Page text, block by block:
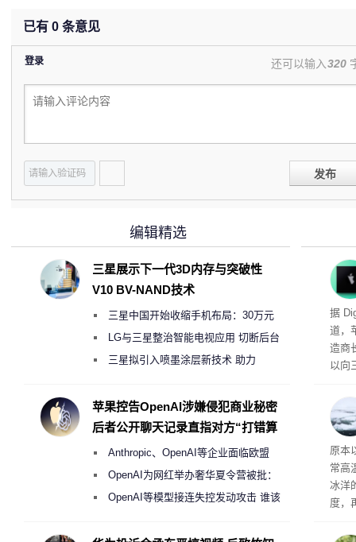
已有 0 条意见
登录 还可以输入320
发布
头
据
道，
造商
以向
目
大的
度
原本
常高
冰洋
度，
编辑精选
三星展示下一代3D内存与突破性
V10 BV-NAND技术
三星中国开始收缩手机布局：30万元
月销售额不达标门店 将被逐步清退
LG与三星整治智能电视应用 切断后台
偷偷共享带宽的违规行为
三星拟引入喷墨涂层新技术 助力
度
苹果控告OpenAI涉嫌侵犯商业秘密
后者公开聊天记录直指对方“打错算
Anthropic、OpenAI等企业面临欧盟
《人工智能法案》全新执法权限审查
OpenAI为网红举办奢华夏令营被批：
2000美元一晚 遭讽“反乌托邦”
OpenAI等模型接连失控发动攻击 谁该